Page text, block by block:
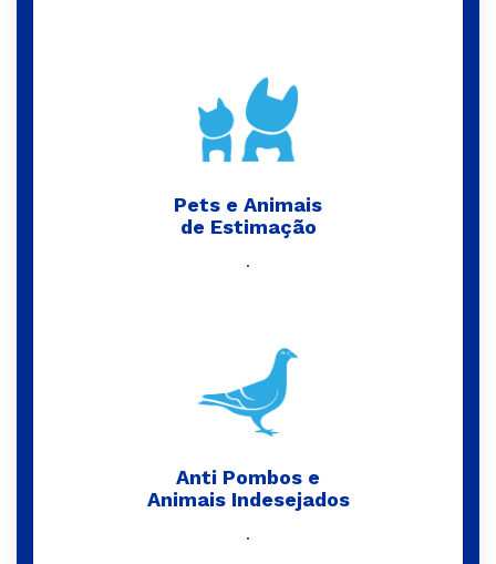
Pets e Animais
de Estimação
.
Anti Pombos e
Animais Indesejados
.